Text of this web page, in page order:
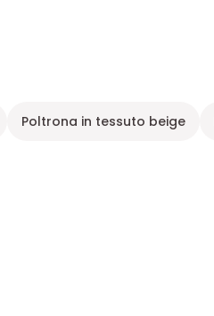
Poltrona in tessuto beige